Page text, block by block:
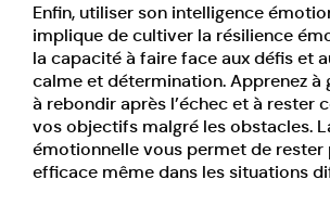
Enfin, utiliser son intelligence
implique de cultiver la résilience
la capacité à faire face aux défis et
calme et détermination. Apprenez à
à rebondir après l’échec et à rester
vos objectifs malgré les obstacles.
émotionnelle vous permet de
efficace même dans les situations